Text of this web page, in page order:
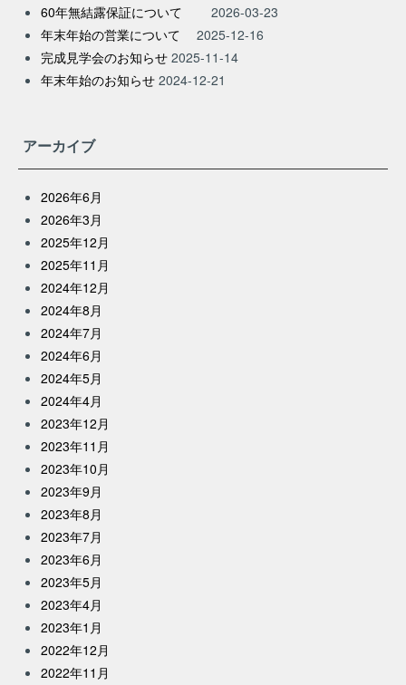
60年無結露保証について
2026-03-23
年末年始の営業について
2025-12-16
完成見学会のお知らせ 2025-11-14
年末年始のお知らせ 2024-12-21
アーカイブ
2026年6月
2026年3月
2025年12月
2025年11月
2024年12月
2024年8月
2024年7月
2024年6月
2024年5月
2024年4月
2023年12月
2023年11月
2023年10月
2023年9月
2023年8月
2023年7月
2023年6月
2023年5月
2023年4月
2023年1月
2022年12月
2022年11月